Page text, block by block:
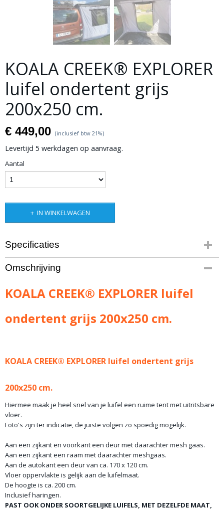
KOALA CREEK® EXPLORER
luifel ondertent grijs
200x250 cm.
€ 449,00 (inclusief btw 21%)
Levertijd 5 werkdagen op aanvraag.
Aantal
IN WINKELWAGEN
Specificaties
Productcode leverancier
R57:KCLUOT200
13,00 Kg
Omschrijving
KOALA CREEK® EXPLORER luifel
ondertent grijs 200x250 cm.
KOALA CREEK® EXPLORER luifel ondertent grijs
200x250 cm.
Hiermee maak je heel snel van je luifel een ruime tent met uitritsbare
vloer.
Foto's zijn ter indicatie, de juiste volgen zo spoedig mogelijk.
Aan een zijkant en voorkant een deur met daarachter mesh gaas.
Aan een zijkant een raam met daarachter meshgaas.
Aan de autokant een deur van ca. 170 x 120 cm.
Vloer oppervlakte is gelijk aan de luifelmaat.
De hoogte is ca. 200 cm.
Inclusief haringen.
PAST OOK ONDER SOORTGELIJKE LUIFELS, MET DEZELFDE MAAT,